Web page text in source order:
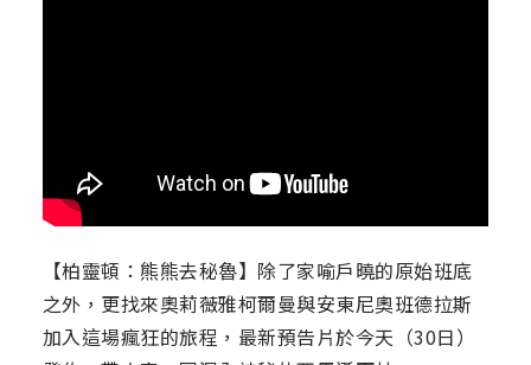
【柏靈頓：熊熊去秘魯】除了家喻戶曉的原始班底
之外，更找來奧莉薇雅柯爾曼與安東尼奧班德拉斯
加入這場瘋狂的旅程，最新預告片於今天（30日）